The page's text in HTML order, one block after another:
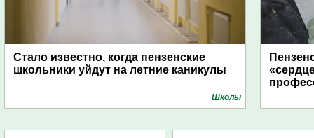
Стало известно, когда пензенские
школьники уйдут на летние каникулы
Школы